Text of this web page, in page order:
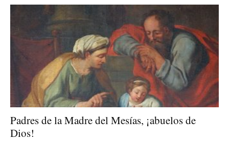
Padres de la Madre del Mesías, ¡abuelos de
Dios!